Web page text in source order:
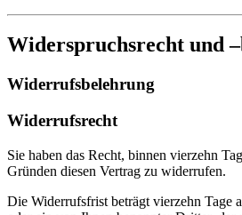
Widerspruchsrecht und
Widerrufsbelehrung
Widerrufsrecht
Sie haben das Recht, binnen vierzehn
Gründen diesen Vertrag zu widerrufen.
Die Widerrufsfrist beträgt vierzehn Tage